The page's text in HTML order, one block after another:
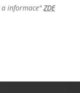
a informace"ZDE